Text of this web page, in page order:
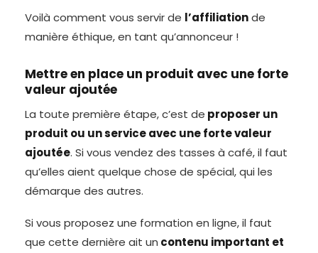
Voilà comment vous servir de l’affiliationde
manière éthique, en tant qu’annonceur !
Mettre en place un produit avec une forte
valeur ajoutée
La toute première étape, c’est de proposer un
produit ou un service avec une forte valeur
ajoutée. Si vous vendez des tasses à café, il faut
qu’elles aient quelque chose de spécial, qui les
démarque des autres.
Si vous proposez une formation en ligne, il faut
que cette dernière ait un contenu important et